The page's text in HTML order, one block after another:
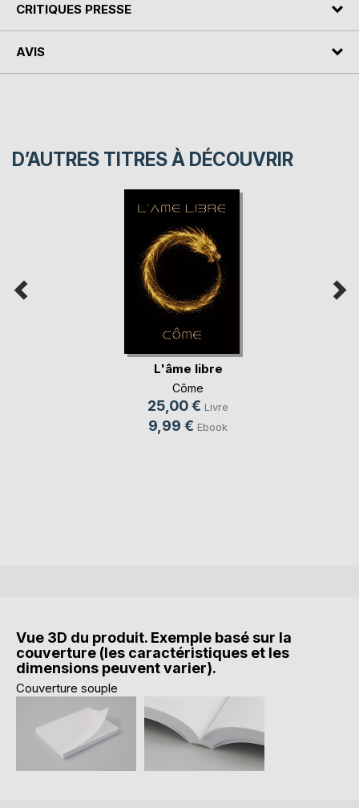
CRITIQUES PRESSE
AVIS
D’AUTRES TITRES À DÉCOUVRIR
L'âme libre
Côme
25,00 € Livre
9,99 € Ebook
Vue 3D du produit. Exemple basé sur la
couverture (les caractéristiques et les
dimensions peuvent varier).
Couverture souple